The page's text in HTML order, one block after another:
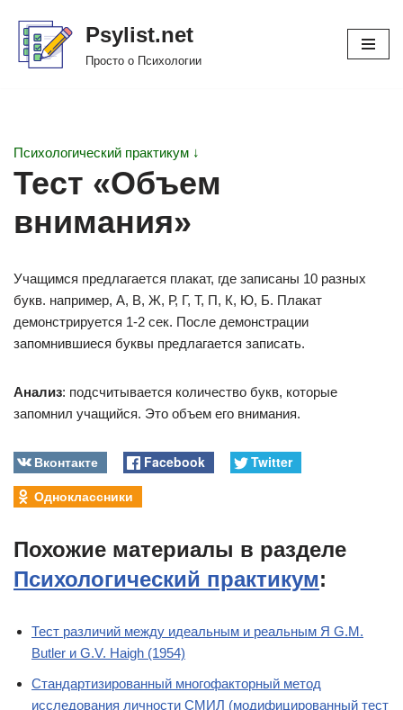
Перейти
Psylist.net
Просто о Психологии
Психологический практикум ↓
Тест «Объем
внимания»
Учащимся предлагается плакат, где записаны 10 разных
букв. например, А, В, Ж, Р, Г, Т, П, К, Ю, Б. Плакат
демонстрируется 1-2 сек. После демонстрации
запомнившиеся буквы предлагается записать.
Анализ: подсчитывается количество букв, которые
запомнил учащийся. Это объем его внимания.
Вконтакте Facebook
Twitter
Одноклассники
Похожие материалы в разделе
Психологический практикум:
Тест различий между идеальным и реальным Я G.M.
Butler и G.V. Haigh (1954)
Стандартизированный многофакторный метод
исследования личности СМИЛ (модифицированный тест